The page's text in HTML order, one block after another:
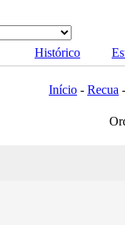
Histórico
Início - Recua